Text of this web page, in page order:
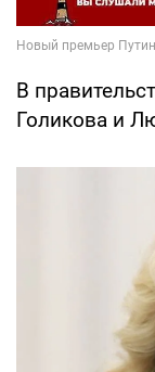
В
Голикова и